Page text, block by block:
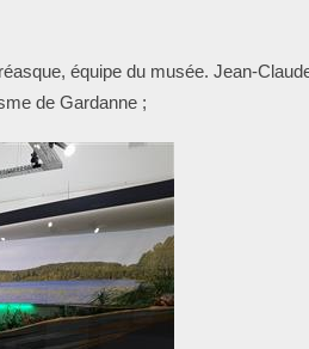
équipe du musée. Jean-
de Gardanne ;